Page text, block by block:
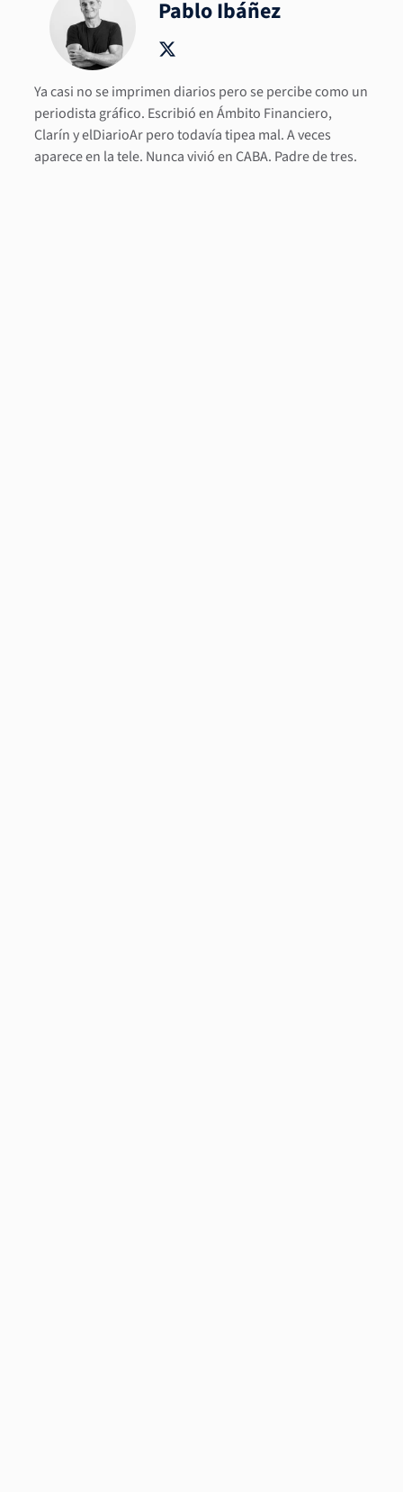
Pablo Ibáñez
Ya casi no se imprimen diarios pero se percibe como un
periodista gráfico. Escribió en Ámbito Financiero,
Clarín y elDiarioAr pero todavía tipea mal. A veces
aparece en la tele. Nunca vivió en CABA. Padre de tres.